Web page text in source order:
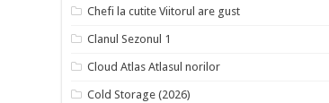
Chefi la cutite Viitorul are gust
Clanul Sezonul 1
Cloud Atlas Atlasul norilor
Cold Storage (2026)